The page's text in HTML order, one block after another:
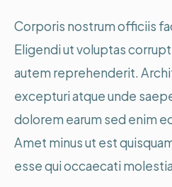
Corporis nostrum officiis
Eligendi ut voluptas
autem reprehenderit.
excepturi atque unde
dolorem earum sed enim
Amet minus ut est
esse qui occaecati